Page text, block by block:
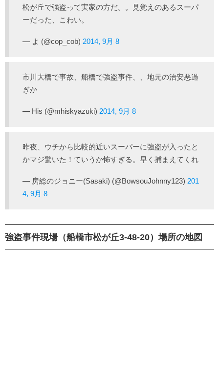
松が丘で強盗って実家の方だ。。見覚えのあるスーパ
ーだった、こわい。
— よ (@cop_cob) 2014, 9月 8
市川大橋で事故、船橋で強盗事件、、地元の治安悪過
ぎか
— His (@mhiskyazuki) 2014, 9月 8
昨夜、ウチから比較的近いスーパーに強盗が入ったと
かマジ驚いた！ていうか怖すぎる。早く捕まえてくれ
— 房総のジョニー(Sasaki) (@BowsouJohnny123) 201
4, 9月 8
強盗事件現場（船橋市松が丘3-48-20）場所の地図